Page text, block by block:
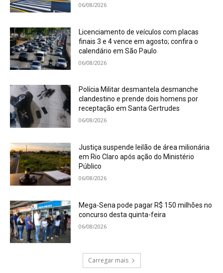
06/08/2026
Licenciamento de veículos com placas
finais 3 e 4 vence em agosto; confira o
calendário em São Paulo
06/08/2026
Polícia Militar desmantela desmanche
clandestino e prende dois homens por
receptação em Santa Gertrudes
06/08/2026
Justiça suspende leilão de área milionária
em Rio Claro após ação do Ministério
Público
06/08/2026
Mega-Sena pode pagar R$ 150 milhões no
concurso desta quinta-feira
06/08/2026
Carregar mais